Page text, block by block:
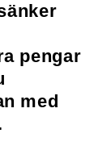
pengar
med